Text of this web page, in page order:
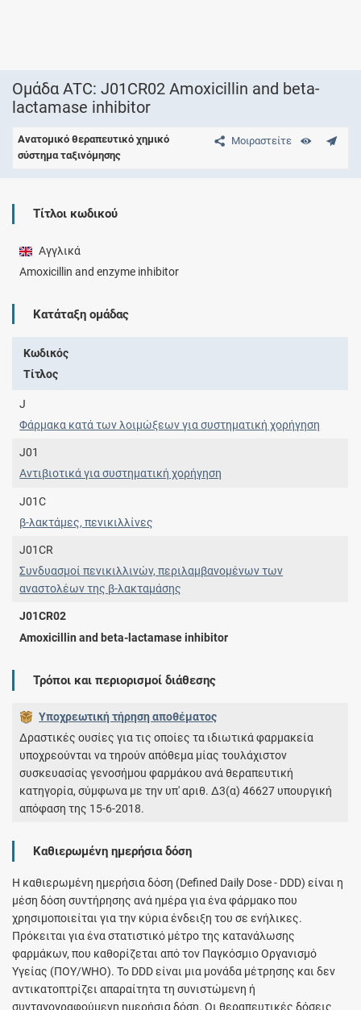
Ομάδα ATC: J01CR02 Amoxicillin and beta-
lactamase inhibitor
Μοιραστείτε
Ανατομικό θεραπευτικό χημικό
σύστημα ταξινόμησης
Τίτλοι κωδικού
Αγγλικά
Amoxicillin and enzyme inhibitor
Κατάταξη ομάδας
Κωδικός
Τίτλος
J
Φάρμακα κατά των λοιμώξεων για συστηματική χορήγηση
J01
Αντιβιοτικά για συστηματική χορήγηση
J01C
β-λακτάμες, πενικιλλίνες
J01CR
Συνδυασμοί πενικιλλινών, περιλαμβανομένων των
αναστολέων της β-λακταμάσης
J01CR02
Amoxicillin and beta-lactamase inhibitor
Τρόποι και περιορισμοί διάθεσης
Υποχρεωτική τήρηση αποθέματος
Δραστικές ουσίες για τις οποίες τα ιδιωτικά φαρμακεία
υποχρεούνται να τηρούν απόθεμα μίας τουλάχιστον
συσκευασίας γεvοσήμοu φαρμάκου ανά θεραπευτική
κατηγορία, σύμφωνα με την υπ' αριθ. Δ3(α) 46627 υπουργική
απόφαση της 15-6-2018.
Καθιερωμένη ημερήσια δόση
H καθιερωμένη ημερήσια δόση (Defined Daily Dose - DDD) είναι η
μέση δόση συντήρησης ανά ημέρα για ένα φάρμακο που
χρησιμοποιείται για την κύρια ένδειξη του σε ενήλικες.
Πρόκειται για ένα στατιστικό μέτρο της κατανάλωσης
φαρμάκων, που καθορίζεται από τον Παγκόσμιο Οργανισμό
Υγείας (ΠΟΥ/WHO). Το DDD είναι μια μονάδα μέτρησης και δεν
αντικατοπτρίζει απαραίτητα τη συνιστώμενη ή
συνταγογραφούμενη ημερήσια δόση. Οι θεραπευτικές δόσεις